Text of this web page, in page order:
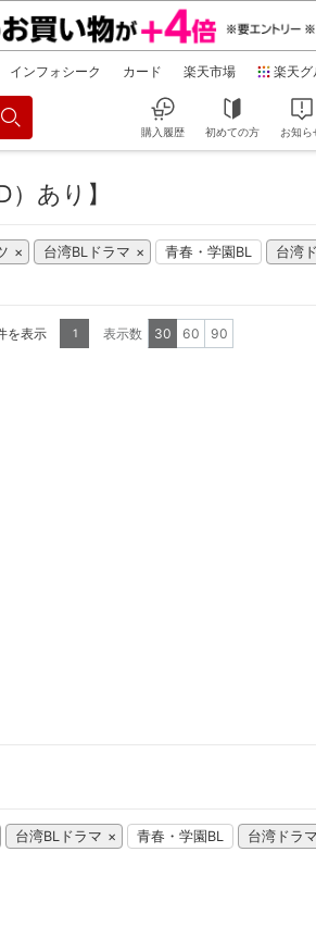
インフォシーク カード 楽天市場 楽天グ
購入履歴 初めての方 お知ら
あり】
台湾BLドラマ 青春・学園BL 台湾
を表示 1 表示数 30 60 90
台湾BLドラマ 青春・学園BL 台湾ドラマ